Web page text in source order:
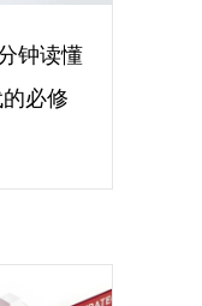
钟读懂
必修